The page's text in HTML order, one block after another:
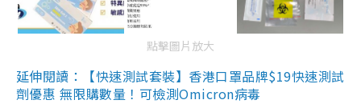
點擊圖片放大
延伸閱讀：【快速測試套裝】香港口罩品牌$19快速測試
劑優惠 無限購數量！可檢測Omicron病毒